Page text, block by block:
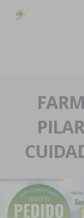
La farmacia
Nuestra historia
Nuestro equipo
Eventos
Servicios y
Pedidos express
Blog